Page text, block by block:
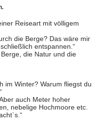
Reiseart mit völligem
die Berge? Das wäre mir
entspannen.“
die Natur und die
im Winter? Warum fliegst du
auch Meter hoher
nebelige Hochmoore etc.